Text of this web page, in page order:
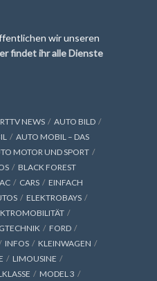
wir unseren
findet ihr alle Dienste
NEWS
AUTO BILD
AUTO MOBIL – DAS
MOTOR UND SPORT
BLACK FOREST
CARS
EINFACH
ELEKTROBAYS
FORD
INFOS
KLEINWAGEN
LIMOUSINE
MODEL 3